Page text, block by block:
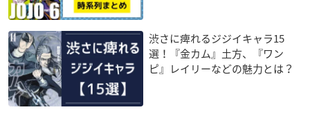
渋さに痺れるジジイキャラ15
選！『金カム』土方、『ワン
ピ』レイリーなどの魅力とは？